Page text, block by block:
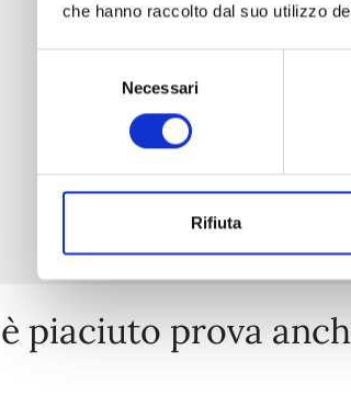
che hanno raccolto dal suo utilizzo
Necessari
Rifiuta
piaciuto prova